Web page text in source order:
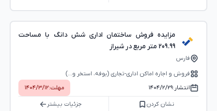
مزایده فروش ساختمان اداری شش دانگ با مساحت
209.99 متر مربع در شیراز
فارس
فروش و اجاره اماکن اداری-تجاری (بوفه، استخر و...)
انتشار:۱۴۰۴/۲/۲۹ مهلت:۱۴۰۴/۳/۱۲
نشان کردن جزئیات بیشتر